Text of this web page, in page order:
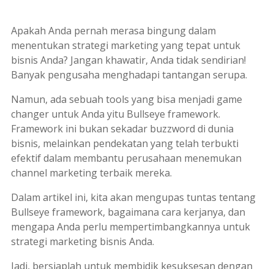
Apakah Anda pernah merasa bingung dalam
menentukan strategi marketingyang tepat untuk
bisnis Anda? Jangan khawatir, Anda tidak sendirian!
Banyak pengusaha menghadapi tantangan serupa.
Namun, ada sebuah tools yang bisa menjadi game
changeruntuk Anda yitu Bullseye framework.
Frameworkini bukan sekadar buzzword di dunia
bisnis, melainkan pendekatan yang telah terbukti
efektif dalam membantu perusahaan menemukan
channel marketingterbaik mereka.
Dalam artikel ini, kita akan mengupas tuntas tentang
Bullseye framework, bagaimana cara kerjanya, dan
mengapa Anda perlu mempertimbangkannya untuk
strategi marketingbisnis Anda.
Jadi, bersiaplah untuk membidik kesuksesan dengan